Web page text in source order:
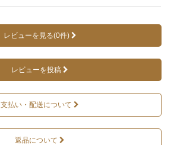
レビューを見る(0件)
レビューを投稿
支払い・配送について
返品について